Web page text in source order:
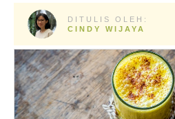
DITULIS OLEH:
CINDY WIJAYA